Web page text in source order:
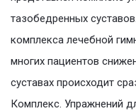
тазобедренных
комплекса лечебной
многих пациентов
суставах происходит
Комплекс. Упражнений